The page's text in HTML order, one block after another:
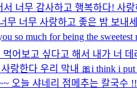
너무 감사하고 행복하다! 사
무 너무 사랑하고 좋은 밤 보내
so much for being the
어보고 싶다고 해서 내가 너
랑한다 우리 막내 🎀i think i put
오늘 샤네리 점메추는 칼국수